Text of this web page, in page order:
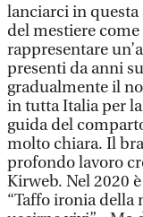
lanciarci in
del mestiere
rappresentare
presenti da anni
gradualmente il
in tutta Italia per
guida del
molto chiara. Il
profondo lavoro
Kirweb. Nel 2020
“Taffo ironia della